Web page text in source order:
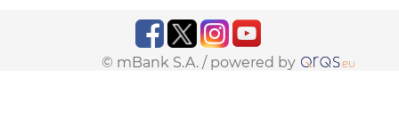
© mBank S.A. / powered by